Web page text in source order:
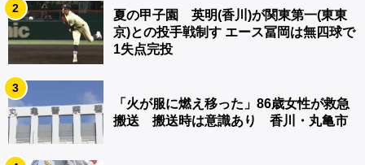
2
夏の甲子園 英明(香川)が関東第一(東東
京)との投手戦制す エース冨岡は無四球で
1失点完投
3
「火が服に燃え移った」86歳女性が救急
搬送 搬送時は意識あり 香川・丸亀市